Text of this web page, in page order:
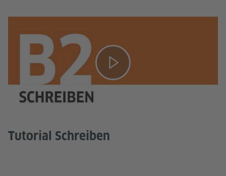
Tutorial Schreiben